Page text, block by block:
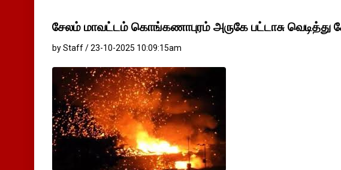
சேலம் மாவட்டம் கொங்கணாபுரம் அருகே பட்டாசு வெடித்து
by Staff / 23-10-2025 10:09:15am